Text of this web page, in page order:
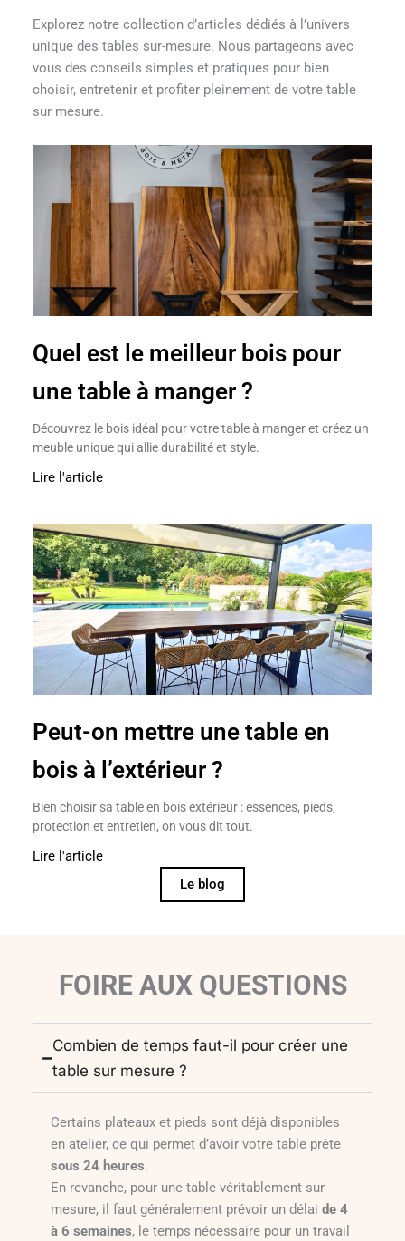
Explorez notre collection d’articles dédiés à l’univers
unique des tables sur-mesure. Nous partageons avec
vous des conseils simples et pratiques pour bien
choisir, entretenir et profiter pleinement de votre table
sur mesure.
Quel est le meilleur bois pour
une table à manger ?
Découvrez le bois idéal pour votre table à manger et créez un
meuble unique qui allie durabilité et style.
Lire l'article
Peut-on mettre une table en
bois à l’extérieur ?
Bien choisir sa table en bois extérieur : essences, pieds,
protection et entretien, on vous dit tout.
Lire l'article
Le blog
FOIRE AUX QUESTIONS
Combien de temps faut-il pour créer une
table sur mesure ?
Certains plateaux et pieds sont déjà disponibles
en atelier, ce qui permet d’avoir votre table prête
sous 24 heures.
En revanche, pour une table véritablement sur
mesure, il faut généralement prévoir un délai de 4
à 6 semaines, le temps nécessaire pour un travail